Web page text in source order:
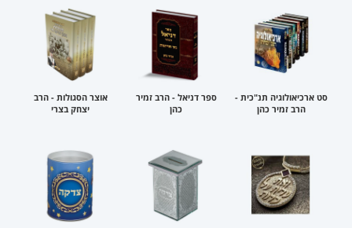
סט ארכיאולוגיה תנ"כית -
הרב זמיר כהן
ספר דניאל - הרב זמיר
כהן
אוצר הסגולות - הרב
יצחק בצרי